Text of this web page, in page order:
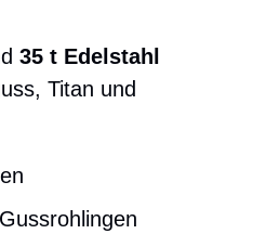
35 t Edelstahl
Titan und